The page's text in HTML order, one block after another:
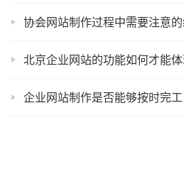
协会网站制作过程中需要注意
北京企业网站的功能如何才能
企业网站制作是否能够按时完工